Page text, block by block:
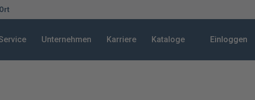
Unternehmen Karriere Kataloge Einloggen